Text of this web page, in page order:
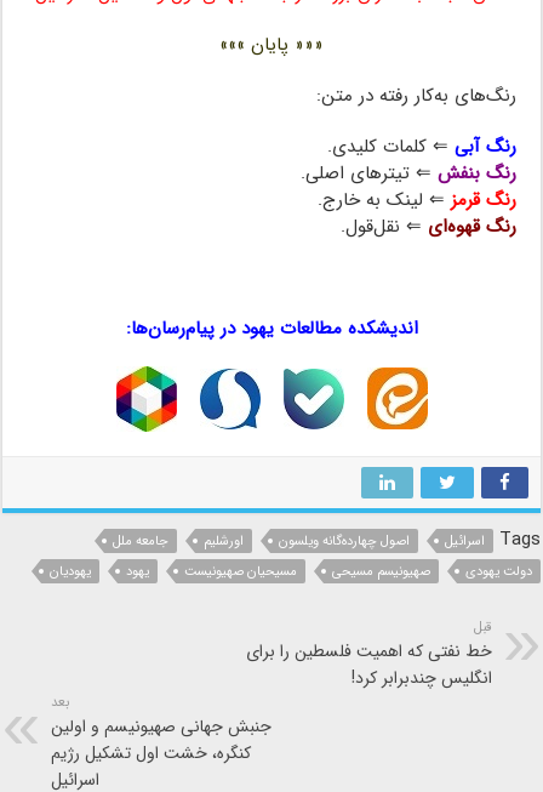
««« پایان »»»
رنگ‌های به‌کار رفته در متن:
رنگ آبی ⇐ کلمات کلیدی.
رنگ بنفش ⇐ تیترهای اصلی.
رنگ قرمز ⇐ لینک به خارج.
رنگ قهوه‌ای ⇐ نقل‌قول.
اندیشکده مطالعات یهود در پیام‌رسان‌ها:
Tags اسرائیل اصول چهارده‌گانه ویلسون اورشلیم
جامعه ملل
دولت یهودی
صهیونیسم مسیحی مسیحیان صهیونیست یهود یهودیان
قبل
خط نفتی که اهمیت فلسطین را برای
انگلیس چندبرابر کرد!
بعد
جنبش جهانی صهیونیسم و اولین
کنگره، خشت اول تشکیل رژیم
اسرائیل